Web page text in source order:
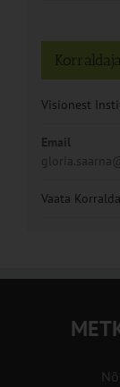
Korraldaja
Visionest
Email
Vaata